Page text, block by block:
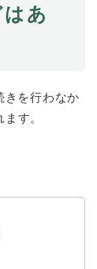
あ
きを行わなか
す。